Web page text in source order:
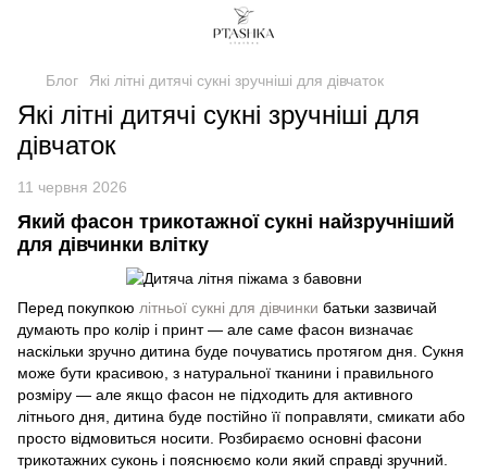
Блог Які літні дитячі сукні зручніші для дівчаток
Які літні дитячі сукні зручніші для
дівчаток
11 червня 2026
Який фасон трикотажної сукні найзручніший
для дівчинки влітку
Перед покупкою літньої сукні для дівчинки батьки зазвичай
думають про колір і принт — але саме фасон визначає
наскільки зручно дитина буде почуватись протягом дня. Сукня
може бути красивою, з натуральної тканини і правильного
розміру — але якщо фасон не підходить для активного
літнього дня, дитина буде постійно її поправляти, смикати або
просто відмовиться носити. Розбираємо основні фасони
трикотажних суконь і пояснюємо коли який справді зручний.